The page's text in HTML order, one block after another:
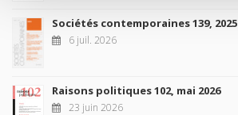
Sociétés contemporaines 139, 2025
6 juil. 2026
Raisons politiques 102, mai 2026
23 juin 2026